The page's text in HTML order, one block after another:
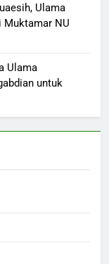
Ulama
Muktamar NU
Ulama
untuk